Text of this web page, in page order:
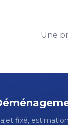
Une
fixé,